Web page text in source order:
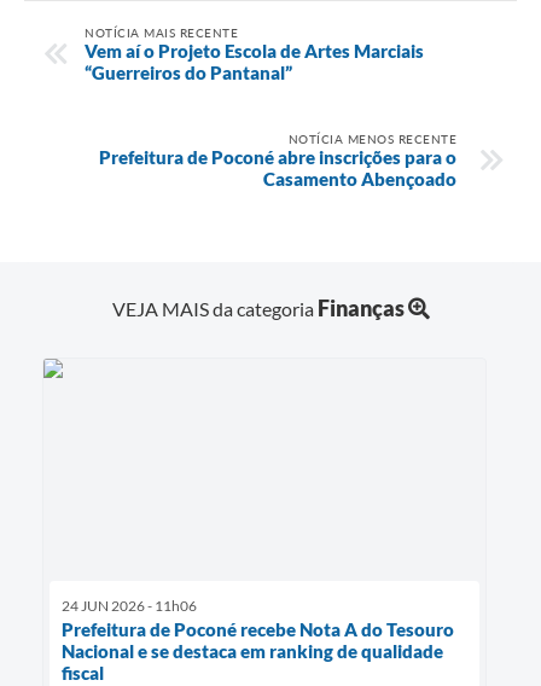
NOTÍCIA MAIS RECENTE
Vem aí o Projeto Escola de Artes Marciais
“Guerreiros do Pantanal”
NOTÍCIA MENOS RECENTE
Prefeitura de Poconé abre inscrições para o
Casamento Abençoado
VEJA MAIS da categoria Finanças
24 JUN 2026 - 11h06
Prefeitura de Poconé recebe Nota A do Tesouro
Nacional e se destaca em ranking de qualidade
fiscal